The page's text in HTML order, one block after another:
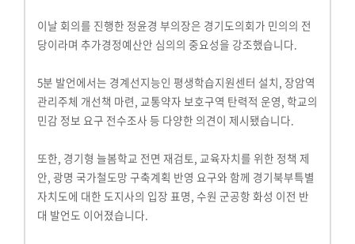
이날 회의를 진행한 정윤경 부의장은 경기도의회가 민의의 전
당이라며 추가경정예산안 심의의 중요성을 강조했습니다.
5분 발언에서는 경계선지능인 평생학습지원센터 설치, 장암역
관리주체 개선책 마련, 교통약자 보호구역 탄력적 운영, 학교의
민감 정보 요구 전수조사 등 다양한 의견이 제시됐습니다.
또한, 경기형 늘봄학교 전면 재검토, 교육자치를 위한 정책 제
안, 광명 국가철도망 구축계획 반영 요구와 함께 경기북부특별
자치도에 대한 도지사의 입장 표명, 수원 군공항 화성 이전 반
대 발언도 이어졌습니다.